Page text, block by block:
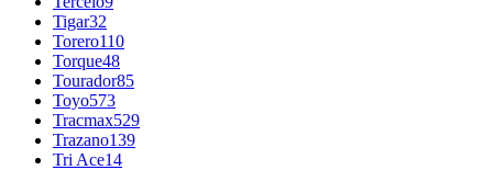
Tigar32
Torero110
Torque48
Tourador85
Toyo573
Tracmax529
Trazano139
Tri Ace14